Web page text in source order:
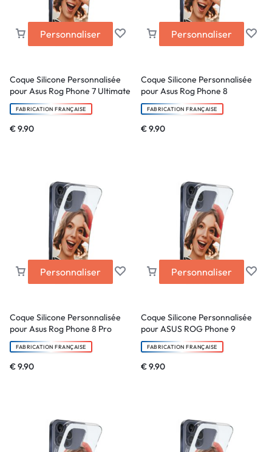
Personnaliser
Coque Silicone Personnalisée
pour Asus Rog Phone 7 Ultimate
FABRICATION FRANÇAISE
€9.90
Personnaliser
Coque Silicone Personnalisée
pour Asus Rog Phone 8
FABRICATION FRANÇAISE
€9.90
Personnaliser
Coque Silicone Personnalisée
pour Asus Rog Phone 8 Pro
FABRICATION FRANÇAISE
€9.90
Personnaliser
Coque Silicone Personnalisée
pour ASUS ROG Phone 9
FABRICATION FRANÇAISE
€9.90